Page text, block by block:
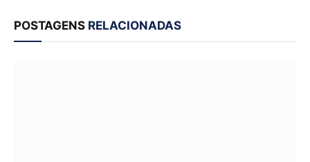
POSTAGENS RELACIONADAS